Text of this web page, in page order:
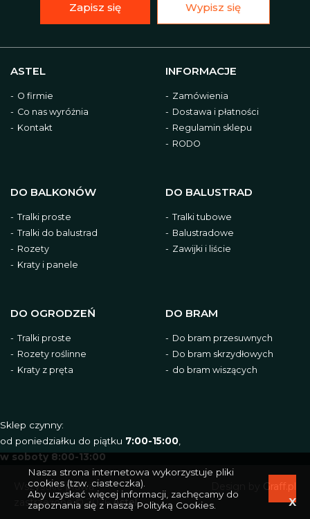
ASTEL
O firmie
Co nas wyróżnia
Kontakt
INFORMACJE
Zamówienia
Dostawa i płatności
Regulamin sklepu
RODO
DO BALKONÓW
Tralki proste
Tralki do balustrad
Rozety
Kraty i panele
DO BALUSTRAD
Tralki tubowe
Balustradowe
Zawijki i liście
DO OGRODZEŃ
Tralki proste
Rozety roślinne
Kraty z pręta
DO BRAM
Do bram przesuwnych
Do bram skrzydłowych
do bram wiszących
Sklep czynny:
od poniedziałku do piątku 7:00-15:00
w soboty 8:00-13:00
Zapisz się Wypisz się
Wszystkie prawa
zastrzeżone © 2026Astel
Graff.pl
Nasza strona internetowa wykorzystuje pliki
cookies (tzw. ciasteczka).
Aby uzyskać więcej informacji, zachęcamy do
zapoznania się z nasząPolityką Cookies